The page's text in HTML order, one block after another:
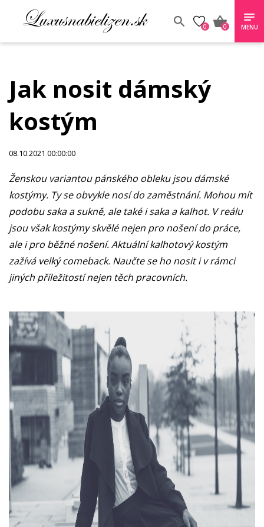
0 0 MENU
Jak nosit dámský
kostým
08.10.2021 00:00:00
Ženskou variantou pánského obleku jsou dámské
kostýmy. Ty se obvykle nosí do zaměstnání. Mohou mít
podobu saka a sukně, ale také i saka a kalhot. V reálu
jsou však kostýmy skvělé nejen pro nošení do práce,
ale i pro běžné nošení. Aktuální kalhotový kostým
zažívá velký comeback. Naučte se ho nosit i v rámci
jiných příležitostí nejen těch pracovních.